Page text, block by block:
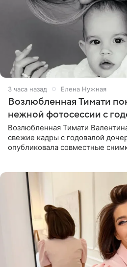
3 часа назад Елена Нужная
Возлюбленная Тимати
нежной фотосессии с
Возлюбленная Тимати
свежие кадры с годовалой
опубликовала совместные